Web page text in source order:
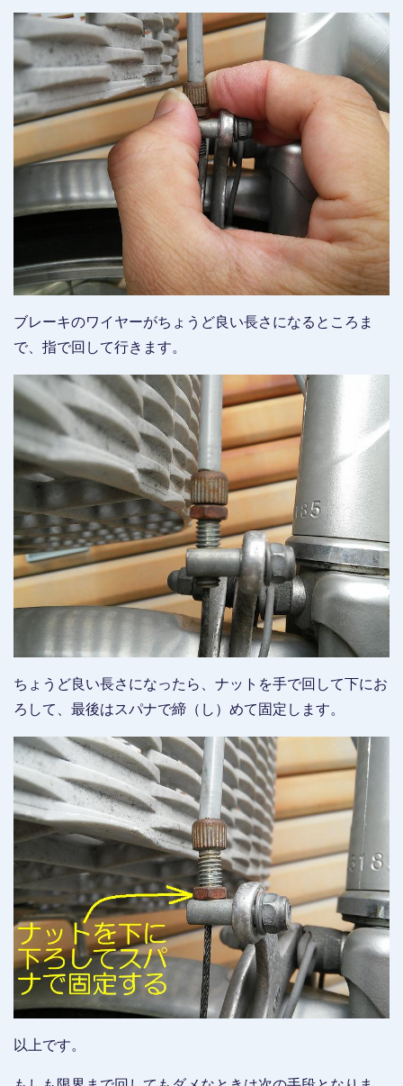
ブレーキのワイヤーがちょうど良い長さになるところま
で、指で回して行きます。
ちょうど良い長さになったら、ナットを手で回して下にお
ろして、最後はスパナで締（し）めて固定します。
以上です。